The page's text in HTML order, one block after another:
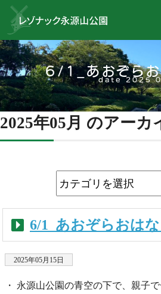
6/1_あおぞらお
date 2025
2025年05月 のアーカ
6/1_あおぞらおは
2025年05月15日
・ 永源山公園の青空の下で、親子